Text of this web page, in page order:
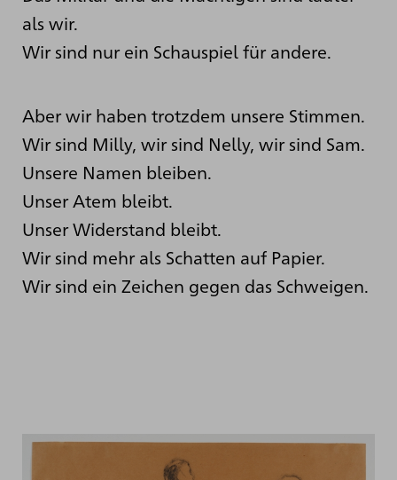
als wir.
Wir sind nur ein Schauspiel für andere.
Aber wir haben trotzdem unsere Stimmen.
Wir sind Milly, wir sind Nelly, wir sind Sam.
Unsere Namen bleiben.
Unser Atem bleibt.
Unser Widerstand bleibt.
Wir sind mehr als Schatten auf Papier.
Wir sind ein Zeichen gegen das Schweigen.